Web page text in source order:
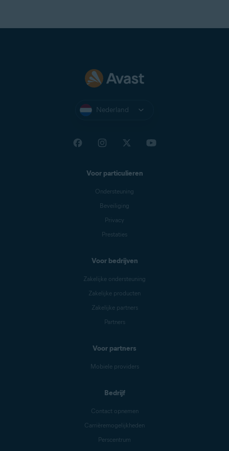
Nederland
Voor particulieren
Ondersteuning
Beveiliging
Privacy
Prestaties
Voor bedrijven
Zakelijke ondersteuning
Zakelijke producten
Zakelijke partners
Partners
Voor partners
Mobiele providers
Bedrijf
Contact opnemen
Carrièremogelijkheden
Perscentrum